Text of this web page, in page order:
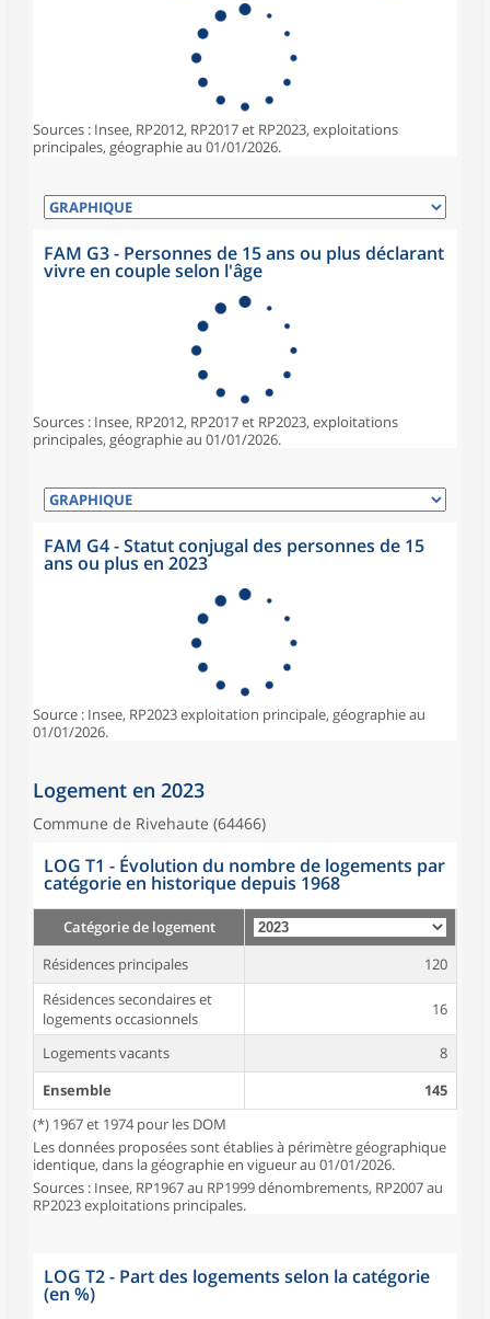
Sources : Insee, RP2012, RP2017 et RP2023, exploitations
principales, géographie au 01/01/2026.
FAM G3 - Personnes de 15 ans ou plus déclarant
vivre en couple selon l'âge
Sources : Insee, RP2012, RP2017 et RP2023, exploitations
principales, géographie au 01/01/2026.
FAM G4 - Statut conjugal des personnes de 15
ans ou plus en 2023
Source : Insee, RP2023 exploitation principale, géographie au
01/01/2026.
Logement en 2023
Commune de Rivehaute (64466)
LOG T1 - Évolution du nombre de logements par
catégorie en historique depuis 1968
Catégorie de logement
Résidences principales
120
Résidences secondaires et
logements occasionnels
16
Logements vacants
8
Ensemble
145
(*) 1967 et 1974 pour les DOM
Les données proposées sont établies à périmètre géographique
identique, dans la géographie en vigueur au 01/01/2026.
Sources : Insee, RP1967 au RP1999 dénombrements, RP2007 au
RP2023 exploitations principales.
LOG T2 - Part des logements selon la catégorie
(en %)